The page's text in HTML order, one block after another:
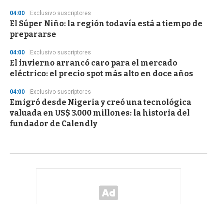
04:00 Exclusivo suscriptores
El Súper Niño: la región todavía está a tiempo de
prepararse
04:00 Exclusivo suscriptores
El invierno arrancó caro para el mercado
eléctrico: el precio spot más alto en doce años
04:00 Exclusivo suscriptores
Emigró desde Nigeria y creó una tecnológica
valuada en US$ 3.000 millones: la historia del
fundador de Calendly